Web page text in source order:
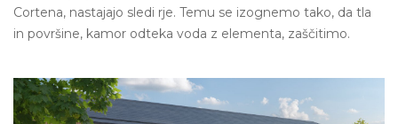
Cortena, nastajajo sledi rje. Temu se izognemo tako, da tla
in površine, kamor odteka voda z elementa, zaščitimo.